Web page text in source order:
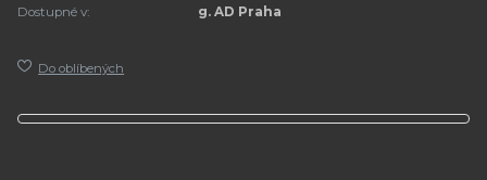
Dostupné v:
g. AD Praha
Do oblíbených